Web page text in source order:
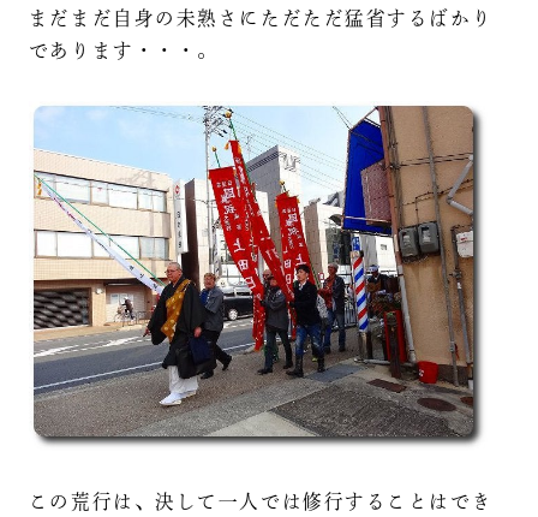
まだまだ自身の未熟さにただただ猛省するばかり
であります・・・。
この荒行は、決して一人では修行することはでき